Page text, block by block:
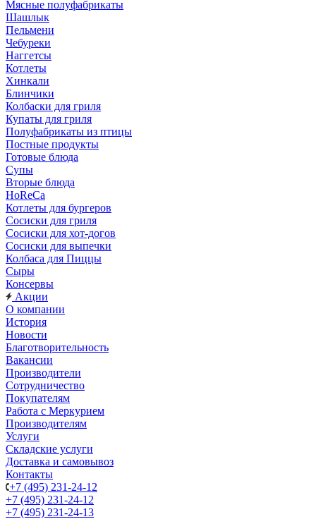
Мясные полуфабрикаты
Шашлык
Пельмени
Чебуреки
Наггетсы
Котлеты
Хинкали
Блинчики
Колбаски для гриля
Купаты для гриля
Полуфабрикаты из птицы
Постные продукты
Готовые блюда
Супы
Вторые блюда
HoReCa
Котлеты для бургеров
Сосиски для гриля
Сосиски для хот-догов
Сосиски для выпечки
Колбаса для Пиццы
Сыры
Консервы
Акции
О компании
История
Новости
Благотворительность
Вакансии
Производители
Сотрудничество
Покупателям
Работа с Меркурием
Производителям
Услуги
Складские услуги
Доставка и самовывоз
Контакты
+7 (495) 231-24-12
+7 (495) 231-24-12
+7 (495) 231-24-13